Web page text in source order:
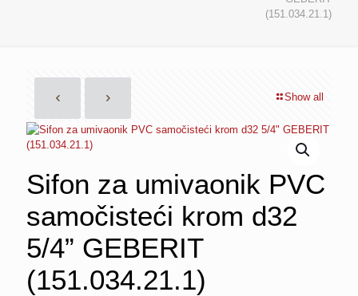
(151.034.21.1)
Show all
Sifon za umivaonik PVC
samočisteći krom d32
5/4” GEBERIT
(151.034.21.1)